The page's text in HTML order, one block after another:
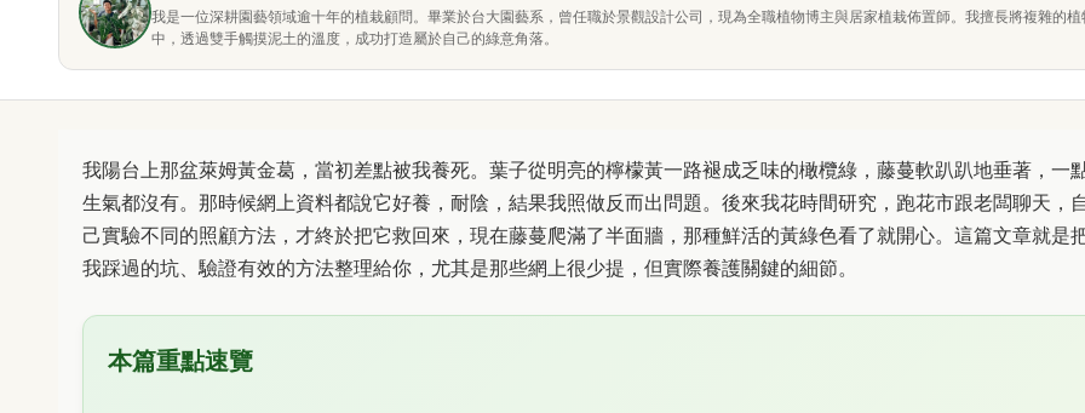
我是一位深耕園藝領域逾十年的植栽顧問。畢業於台大園藝系，曾任職於景觀設計公司，現為全職植物博主與居家植栽佈置師。我擅長將複雜的
中，透過雙手觸摸泥土的溫度，成功打造屬於自己的綠意角落。
我陽台上那盆萊姆黃金葛，當初差點被我養死。葉子從明亮的檸檬黃一路褪成乏味的橄欖綠，藤蔓軟趴趴地垂著，一
生氣都沒有。那時候網上資料都說它好養，耐陰，結果我照做反而出問題。後來我花時間研究，跑花市跟老闆聊天，
己實驗不同的照顧方法，才終於把它救回來，現在藤蔓爬滿了半面牆，那種鮮活的黃綠色看了就開心。這篇文章就是
我踩過的坑、驗證有效的方法整理給你，尤其是那些網上很少提，但實際養護關鍵的細節。
本篇重點速覽